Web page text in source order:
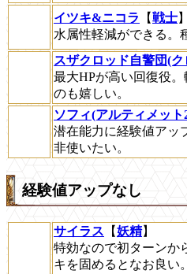
イツキ&ニコラ
【戦士】
水属性軽減ができる。
スザクロッド自警団(ク
最大HPが高い回復役
のも嬉しい。
ソフィ(アルティメット
潜在能力に経験値ア
非使いたい。
経験値アップなし
サイラス 【妖精】
特効なので初ターンか
キを固めるとなお良い。